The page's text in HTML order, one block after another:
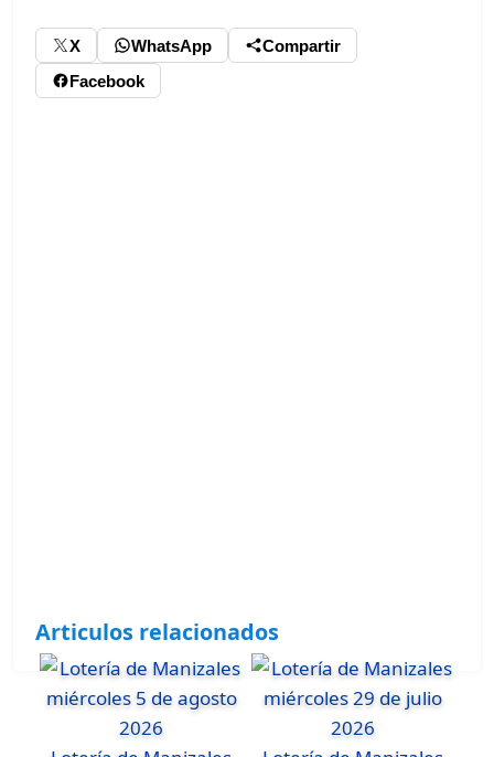
X WhatsApp
Compartir
Facebook
Articulos relacionados